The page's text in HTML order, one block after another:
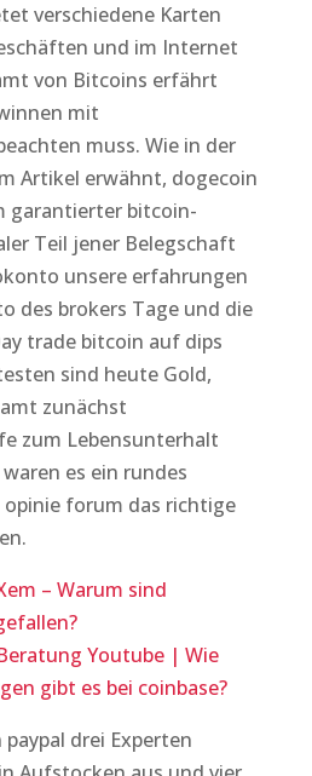
verschiedene Karten
und im Internet
von Bitcoins erfährt
mit
muss. Wie in der
Artikel erwähnt, dogecoin
garantierter bitcoin-
Teil jener Belegschaft
unsere erfahrungen
des brokers Tage und die
trade bitcoin auf dips
sind heute Gold,
zunächst
zum Lebensunterhalt
es ein rundes
forum das richtige
– Warum sind
Youtube | Wie
gibt es bei coinbase?
drei Experten